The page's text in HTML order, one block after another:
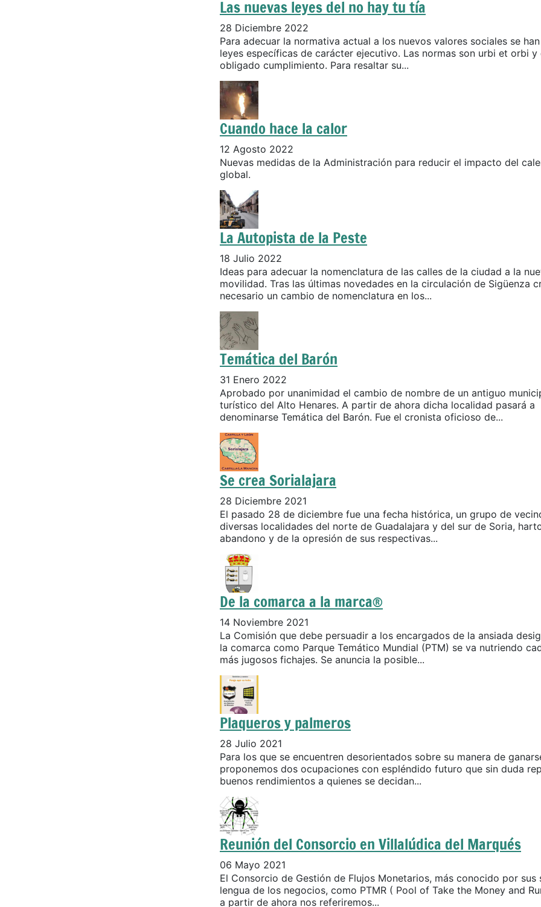
Las nuevas leyes del no hay tu tía
28 Diciembre 2022
Para adecuar la normativa actual a los nuevos valores sociales se
leyes específicas de carácter ejecutivo. Las normas son urbi et orbi y
obligado cumplimiento. Para resaltar su...
Cuando hace la calor
12 Agosto 2022
Nuevas medidas de la Administración para reducir el impacto del
global.
La Autopista de la Peste
18 Julio 2022
Ideas para adecuar la nomenclatura de las calles de la ciudad a la
movilidad. Tras las últimas novedades en la circulación de Sigüenza
necesario un cambio de nomenclatura en los...
Temática del Barón
31 Enero 2022
Aprobado por unanimidad el cambio de nombre de un antiguo
turístico del Alto Henares. A partir de ahora dicha localidad pasará a
denominarse Temática del Barón. Fue el cronista oficioso de...
Se crea Sorialajara
28 Diciembre 2021
El pasado 28 de diciembre fue una fecha histórica, un grupo de
diversas localidades del norte de Guadalajara y del sur de Soria,
abandono y de la opresión de sus respectivas...
De la comarca a la marca®
14 Noviembre 2021
La Comisión que debe persuadir a los encargados de la ansiada
la comarca como Parque Temático Mundial (PTM) se va nutriendo
más jugosos fichajes. Se anuncia la posible...
Plaqueros y palmeros
28 Julio 2021
Para los que se encuentren desorientados sobre su manera de
proponemos dos ocupaciones con espléndido futuro que sin duda
buenos rendimientos a quienes se decidan...
Reunión del Consorcio en Villalúdica del Marqués
06 Mayo 2021
El Consorcio de Gestión de Flujos Monetarios, más conocido por sus
lengua de los negocios, como PTMR ( Pool of Take the Money and
a partir de ahora nos referiremos...